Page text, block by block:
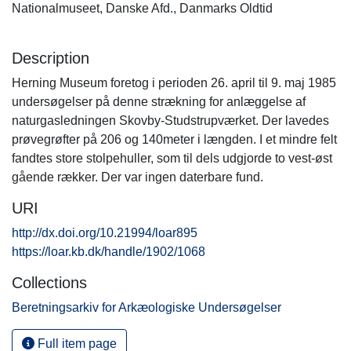
Nationalmuseet, Danske Afd., Danmarks Oldtid
Description
Herning Museum foretog i perioden 26. april til 9. maj 1985
undersøgelser på denne strækning for anlæggelse af
naturgasledningen Skovby-Studstrupværket. Der lavedes
prøvegrøfter på 206 og 140meter i længden. I et mindre felt
fandtes store stolpehuller, som til dels udgjorde to vest-øst
gående rækker. Der var ingen daterbare fund.
URI
http://dx.doi.org/10.21994/loar895
https://loar.kb.dk/handle/1902/1068
Collections
Beretningsarkiv for Arkæologiske Undersøgelser
Full item page